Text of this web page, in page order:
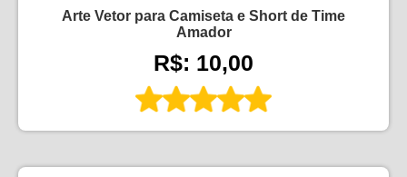
Arte Vetor para Camiseta e Short de Time
Amador
R$: 10,00